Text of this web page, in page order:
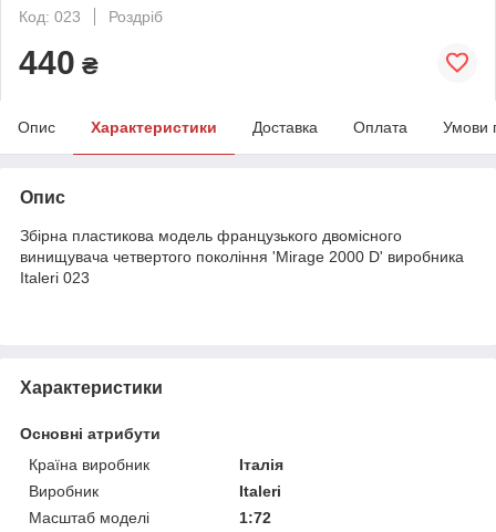
Код: 023
Роздріб
440 ₴
Опис Характеристики Доставка Оплата Умови
Опис
Збірна пластикова модель французького двомісного
винищувача четвертого покоління 'Mirage 2000 D' виробника
Italeri 023
Характеристики
Основні атрибути
Країна виробник
Італія
Виробник
Italeri
Масштаб моделі
1:72